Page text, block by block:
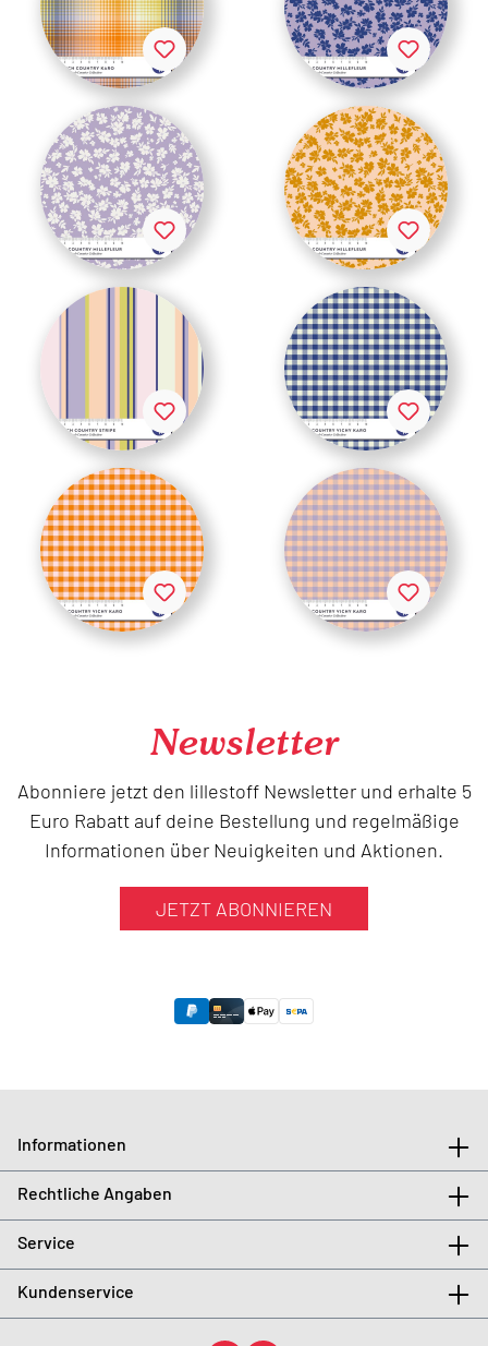
Newsletter
Abonniere jetzt den lillestoff Newsletter und erhalte 5
Euro Rabatt auf deine Bestellung und regelmäßige
Informationen über Neuigkeiten und Aktionen.
JETZT ABONNIEREN
Informationen
Rechtliche Angaben
Service
Kundenservice